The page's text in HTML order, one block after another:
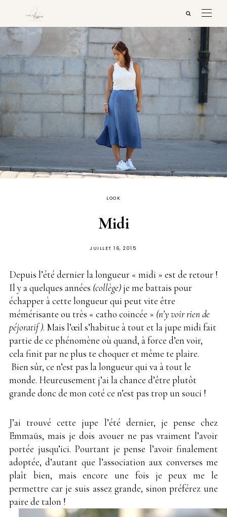
LOOK
Midi
PUBLIÉ
JUILLET 16, 2015
Depuis l’été dernier la longueur « midi » est de retour !
Il y a quelques années (collège)je me battais pour
échapper à cette longueur qui peut vite être
mémérisante ou très « catho coincée » (n’y voir rien de
péjoratif ). Mais l’œil s’habitue à tout et la jupe midi fait
partie de ce phénomène où quand, à force d’en voir,
cela finit par ne plus te choquer et même te plaire.
Bien sûr, ce n’est pas la longueur qui va à tout le
monde. Heureusement j’ai la chance d’être plutôt
grande donc de mon coté ce n’est pas trop un souci !
J’ai trouvé cette jupe l’été dernier, je pense chez
Emmaüs, mais je dois avouer ne pas vraiment l’avoir
portée jusqu’ici. Pourtant je pense l’avoir finalement
adoptée, d’autant que l’association aux converses me
plaît bien, mais encore une fois je peux me le
permettre car je suis assez grande, sinon préférez une
paire de talon !